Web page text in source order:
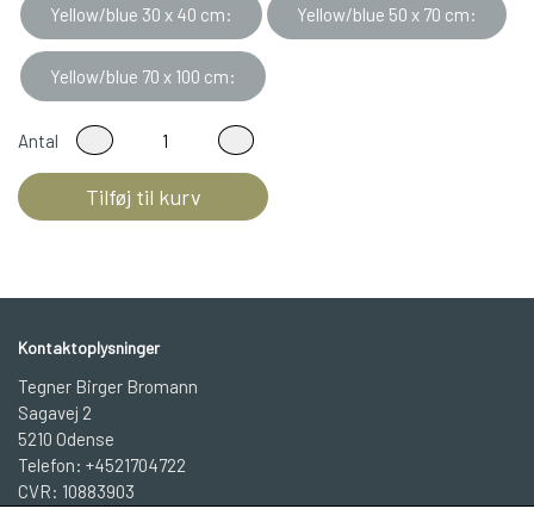
Yellow/blue 30 x 40 cm: Yellow/blue 50 x 70 cm:
Yellow/blue 70 x 100 cm:
Antal
Tilføj til kurv
Kontaktoplysninger
Tegner Birger Bromann
Sagavej 2
5210 Odense
Telefon: +4521704722
CVR: 10883903